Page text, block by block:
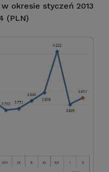
okresie styczeń 2013
(PLN)